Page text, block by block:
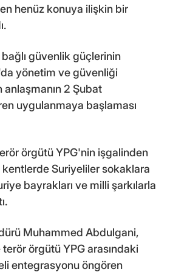
henüz konuya ilişkin bir
güvenlik güçlerinin
yönetim ve güvenliği
2 Şubat
uygulanmaya başlaması
örgütü YPG'nin işgalinden
kentlerde Suriyeliler sokaklara
bayrakları ve milli şarkılarla
Muhammed Abdulgani,
örgütü YPG arasındaki
entegrasyonu öngören